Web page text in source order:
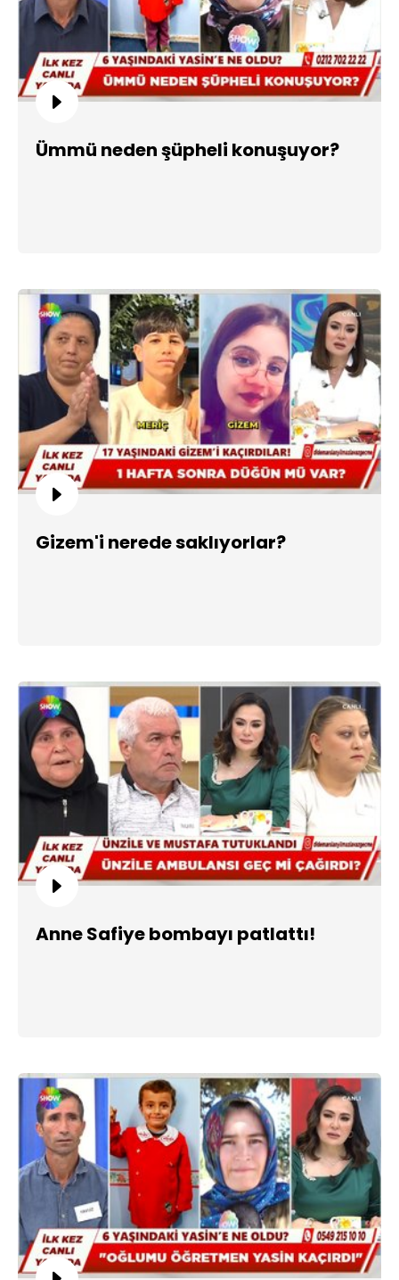
Ümmü neden şüpheli konuşuyor?
Gizem'i nerede saklıyorlar?
Anne Safiye bombayı patlattı!